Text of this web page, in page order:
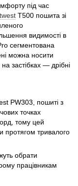
під час
T500 пошита зі
видимості в
сегментована
можна носити
застібках — дрібні
PW303, пошиті з
точках
тому цей
протягом тривалого
обрати
працівникам